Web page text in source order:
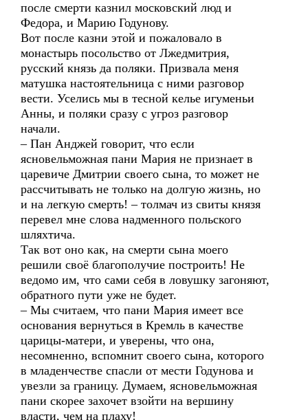
после смерти казнил московский люд и
Федора, и Марию Годунову.
Вот после казни этой и пожаловало в
монастырь посольство от Лжедмитрия,
русский князь да поляки. Призвала меня
матушка настоятельница с ними разговор
вести. Уселись мы в тесной келье игуменьи
Анны, и поляки сразу с угроз разговор
начали.
– Пан Анджей говорит, что если
ясновельможная пани Мария не признает в
царевиче Дмитрии своего сына, то может не
рассчитывать не только на долгую жизнь, но
и на легкую смерть! – толмач из свиты князя
перевел мне слова надменного польского
шляхтича.
Так вот оно как, на смерти сына моего
решили своё благополучие построить! Не
ведомо им, что сами себя в ловушку загоняют,
обратного пути уже не будет.
– Мы считаем, что пани Мария имеет все
основания вернуться в Кремль в качестве
царицы-матери, и уверены, что она,
несомненно, вспомнит своего сына, которого
в младенчестве спасли от мести Годунова и
увезли за границу. Думаем, ясновельможная
пани скорее захочет взойти на вершину
власти, чем на плаху!